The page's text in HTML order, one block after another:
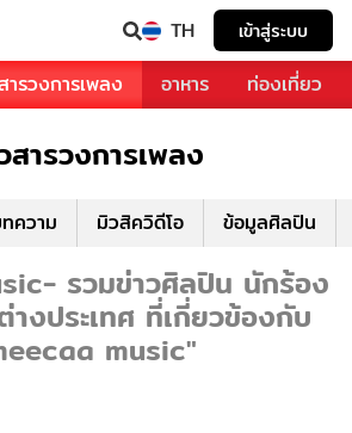
TH เข้าสู่ระบบ
ารวงการเพลง อาหาร ท่องเที่ยว
สารวงการเพลง
ความ มิวสิควิดีโอ ข้อมูลศิลปิน
รวมข่าวศิลปิน นักร้อง
างประเทศ ที่เกี่ยวข้องกับ
music"